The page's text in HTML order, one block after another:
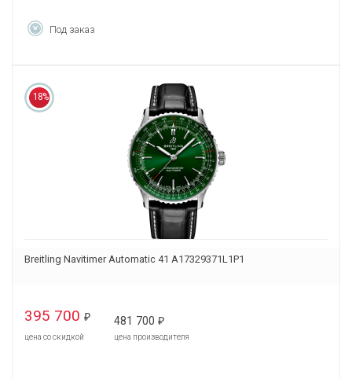
Под заказ
18%
Breitling Navitimer Automatic 41 A17329371L1P1
395 700 ₽
цена со скидкой
481 700 ₽
цена производителя